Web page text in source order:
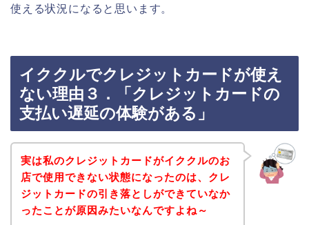
使える状況になると思います。
イククルでクレジットカードが使え
ない理由３．「クレジットカードの
支払い遅延の体験がある」
実は私のクレジットカードがイククルのお
店で使用できない状態になったのは、クレ
ジットカードの引き落としができていなか
ったことが原因みたいなんですよね～